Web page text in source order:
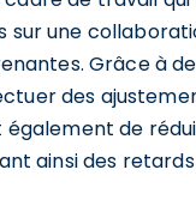
sur une
Grâce à
des
de
ainsi des